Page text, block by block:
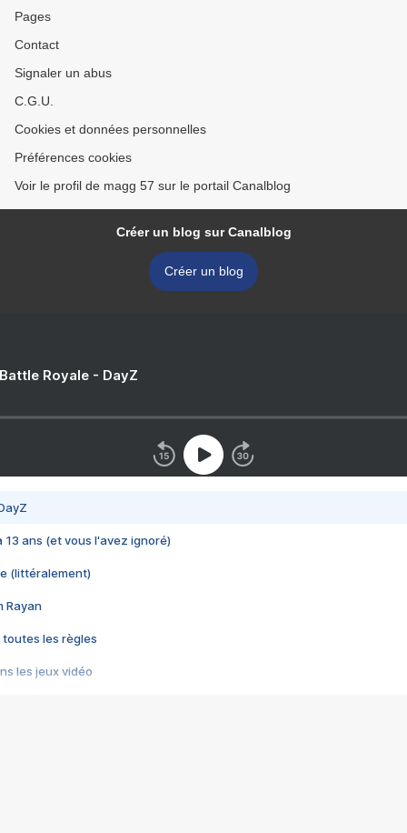
Pages
Contact
Signaler un abus
C.G.U.
Cookies et données personnelles
Préférences cookies
Voir le profil de magg 57 sur le portail Canalblog
Créer un blog sur Canalblog
Créer un blog
Royale - DayZ
13 ans (et vous l'avez ignoré)
(littéralement)
Rayan
toutes les règles
les jeux vidéo